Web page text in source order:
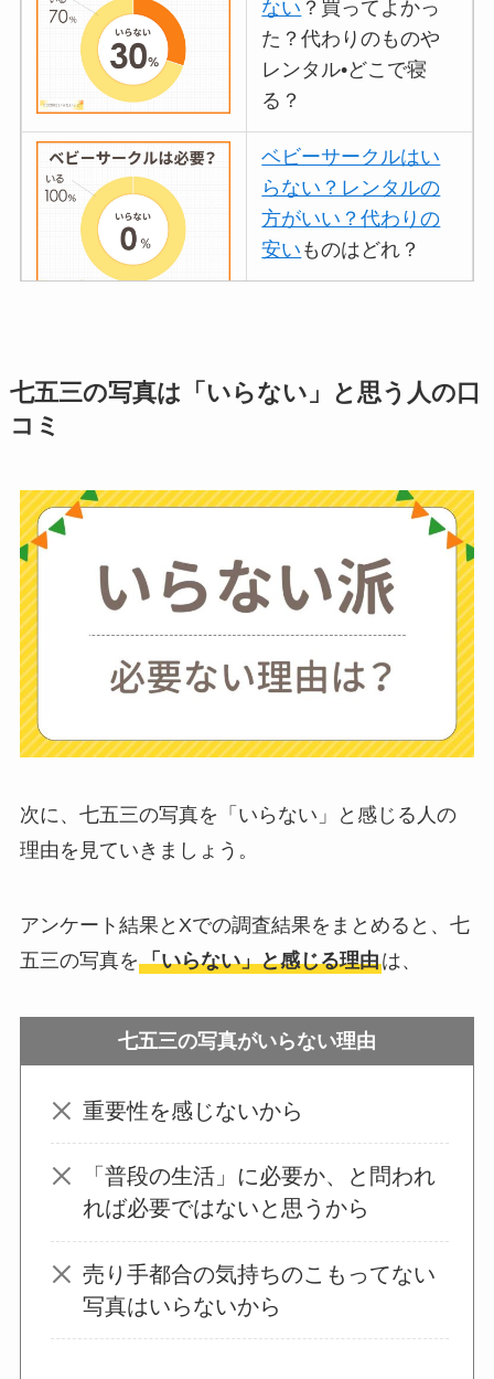
ない ？買ってよかっ
た？代わりのものや
レンタル•どこで寝
る？
ベビーサークルはい
らない？レンタルの
方がいい？代わりの
安い ものはどれ？
代用やおすすめは？
ストライダーはいら
ちがいい？買った人
に後悔
を聞いてみた
布団クリーナーはい
った？代用は布団乾
わりのものは何がい
い？
ウォーターテーブル
し手作り
ってよかった？
オイルポットはいる
いらない？やめた人
は？代用品
七五三の写真は「いらない」と思う人の口
コミ
次に、七五三の写真を「いらない」と感じる人の
理由を見ていきましょう。
アンケート結果とXでの調査結果をまとめると、七
五三の写真を「いらない」と感じる理由は、
七五三の写真がいらない理由
重要性を感じないから
「普段の生活」に必要か、と問われ
れば必要ではないと思うから
売り手都合の気持ちのこもってない
写真はいらないから